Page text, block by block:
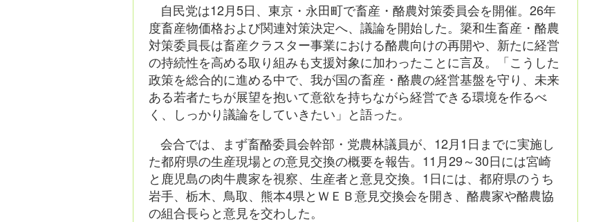
自民党は12月5日、東京・永田町で畜産・酪農対策委員会を開催。26年
度畜産物価格および関連対策決定へ、議論を開始した。簗和生畜産・酪農
対策委員長は畜産クラスター事業における酪農向けの再開や、新たに経営
の持続性を高める取り組みも支援対象に加わったことに言及。「こうした
政策を総合的に進める中で、我が国の畜産・酪農の経営基盤を守り、未来
ある若者たちが展望を抱いて意欲を持ちながら経営できる環境を作るべ
く、しっかり議論をしていきたい」と語った。
会合では、まず畜酪委員会幹部・党農林議員が、12月1日までに実施し
た都府県の生産現場との意見交換の概要を報告。11月29～30日には宮崎
と鹿児島の肉牛農家を視察、生産者と意見交換。1日には、都府県のうち
岩手、栃木、鳥取、熊本4県とＷＥＢ意見交換会を開き、酪農家や酪農協
の組合長らと意見を交わした。